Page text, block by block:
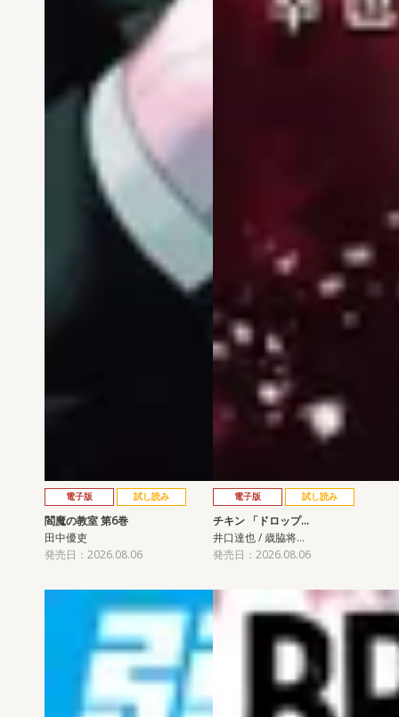
電子版 試し読み
閻魔の教室 第6巻
田中優吏
発売日：2026.08.06
電子版 試し読み
チキン 「ドロップ…
井口達也 / 歳脇将…
発売日：2026.08.06